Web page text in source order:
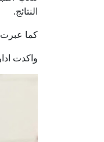
النتائج.
كما عبرت
واكدت